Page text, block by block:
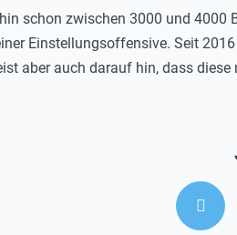
schon zwischen 3000 und 4000
Einstellungsoffensive. Seit
aber auch darauf hin, dass